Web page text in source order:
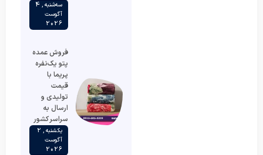
سه‌شنبه , 4
آگوست
2026
فروش عمده
پتو یک‌نفره
پریما با
قیمت
تولیدی و
ارسال به
سراسر کشور
یکشنبه , 2
آگوست
2026